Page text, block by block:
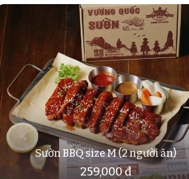
Sườn BBQ size M (2 người ăn)
259,000 đ